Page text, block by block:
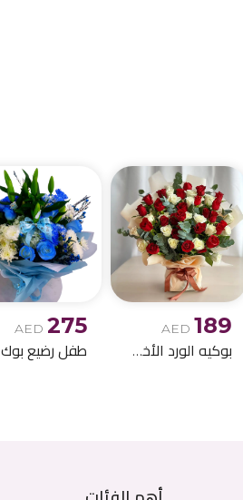
AED 189
بوكيه الورد الأخمر والابيض
AED 275
طفل رضيع بوك